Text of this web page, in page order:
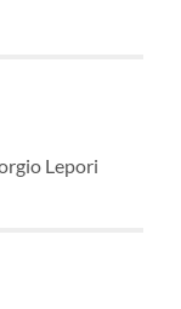
Lepori